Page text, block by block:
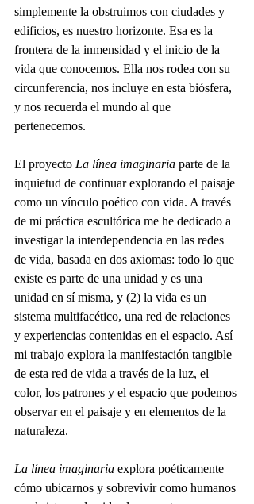
simplemente la obstruimos con ciudades y
edificios, es nuestro horizonte. Esa es la
frontera de la inmensidad y el inicio de la
vida que conocemos. Ella nos rodea con su
circunferencia, nos incluye en esta biósfera,
y nos recuerda el mundo al que
pertenecemos.
El proyecto La línea imaginaria parte de la
inquietud de continuar explorando el paisaje
como un vínculo poético con vida. A través
de mi práctica escultórica me he dedicado a
investigar la interdependencia en las redes
de vida, basada en dos axiomas: todo lo que
existe es parte de una unidad y es una
unidad en sí misma, y (2) la vida es un
sistema multifacético, una red de relaciones
y experiencias contenidas en el espacio. Así
mi trabajo explora la manifestación tangible
de esta red de vida a través de la luz, el
color, los patrones y el espacio que podemos
observar en el paisaje y en elementos de la
naturaleza.
La línea imaginaria explora poéticamente
cómo ubicarnos y sobrevivir como humanos